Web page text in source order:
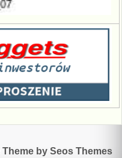
Theme by Seos Themes